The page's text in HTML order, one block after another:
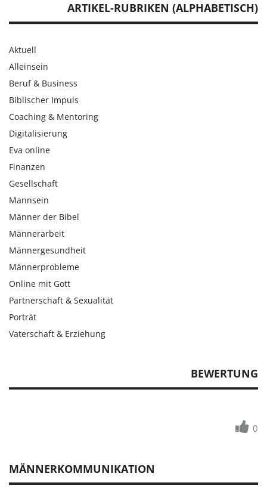
MÄNNERKOMMUNIKATION
ARTIKEL-RUBRIKEN (ALPHABETISCH)
Aktuell
Alleinsein
Beruf & Business
Biblischer Impuls
Coaching & Mentoring
Digitalisierung
Eva online
Finanzen
Gesellschaft
Mannsein
Männer der Bibel
Männerarbeit
Männergesundheit
Männerprobleme
Online mit Gott
Partnerschaft & Sexualität
Porträt
Vaterschaft & Erziehung
BEWERTUNG
0